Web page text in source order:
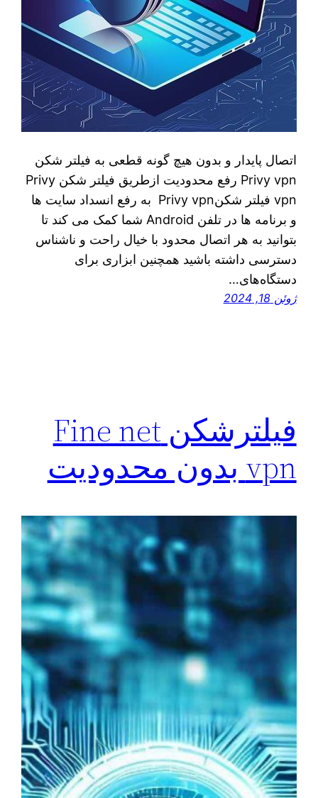
اتصال پایدار و بدون هیچ گونه قطعی به فیلتر شکن
Privy vpn رفع محدودیت ازطریق فیلتر شکن Privy
vpn فیلتر شکنPrivy vpn به رفع انسداد سایت ها
و برنامه ها در تلفن Android شما کمک می کند تا
بتوانید به هر اتصال محدود با خیال راحت و ناشناس
دسترسی داشته باشید همچنین ابزاری برای
دستگاه‌های…
ژوئن 18, 2024
فیلترشکن Fine net
vpn بدون محدودیت